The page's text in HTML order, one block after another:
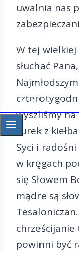
OAZA
uwalnia nas
W tej wielkiej
słuchać
wyszliśmy na
żurek z
Syci i
w kręgach
się Słowem
mądre są
powinni być